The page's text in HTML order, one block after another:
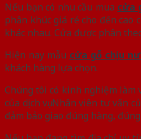
Nếu bạn có nhu cầu mua cửa
phân khúc giá rẻ cho đến cao
khác nhau. Cửa được phân
Hiện nay mẫu cửa gỗ chịu
khách hàng lựa chọn.
Chúng tôi có kinh nghiệm làm
của dịch vụ. Nhân viên tư vấn
đảm bảo giao đúng hàng,